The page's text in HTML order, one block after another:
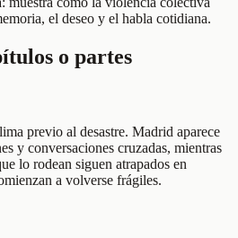
el deseo y el habla cotidiana.
o partes
previo al desastre. Madrid aparece
y conversaciones cruzadas, mientras
lo rodean siguen atrapados en
a volverse frágiles.